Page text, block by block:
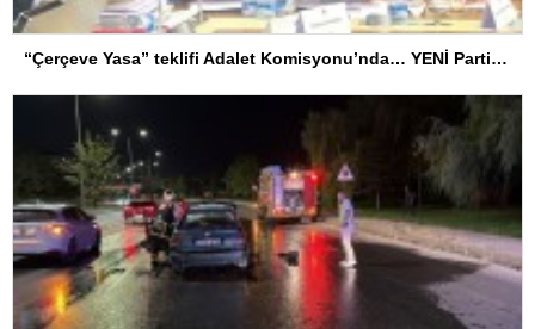
“Çerçeve Yasa” teklifi Adalet Komisyonu’nda… YENİ Partili Tanrıkulu: Bir insana ‘Silahını bırak, ülkene dön, siyasal ve toplumsal hayata katıl’ diyorsanız, o insan kapıdan içeri girdiğinde başına ne geleceğini bilmelidir